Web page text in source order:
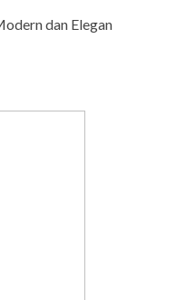
dan Elegan